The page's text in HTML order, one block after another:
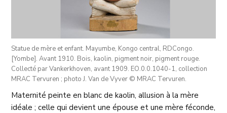
Statue de mère et enfant. Mayumbe, Kongo central, RDCongo.
[Yombe]. Avant 1910. Bois, kaolin, pigment noir, pigment rouge.
Collecté par Vankerkhoven, avant 1909. EO.0.0.1040-1, collection
MRAC Tervuren ; photo J. Van de Vyver © MRAC Tervuren.
Maternité peinte en blanc de kaolin, allusion à la mère
idéale ; celle qui devient une épouse et une mère féconde,